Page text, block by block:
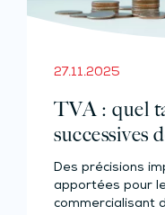
27.11.2025
TVA : quel
successives
alimentaires
Des précisions
apportées pour
commercialisant